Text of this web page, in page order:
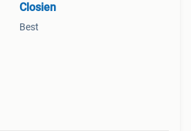
Closien
Best